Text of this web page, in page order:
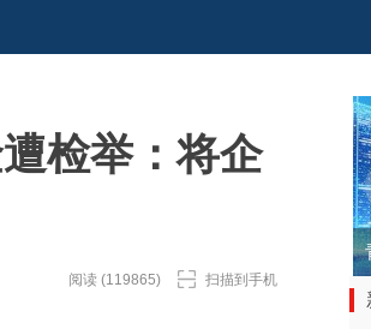
检举：将企
阅读 (119865) 扫描到手机